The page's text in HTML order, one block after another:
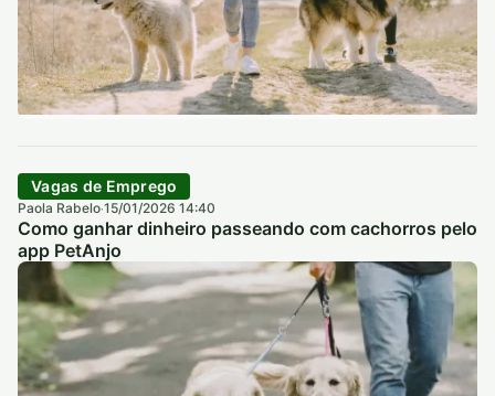
Vagas de Emprego
Paola Rabelo·15/01/2026 14:40
Como ganhar dinheiro passeando com cachorros pelo
app PetAnjo